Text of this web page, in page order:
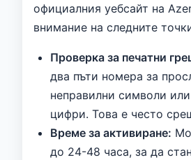
официалния уебсайт на
внимание на следните
Проверка за печатни
два пъти номера за
неправилни символи
цифри. Това е често
Време за активиране:
до 24-48 часа, за да